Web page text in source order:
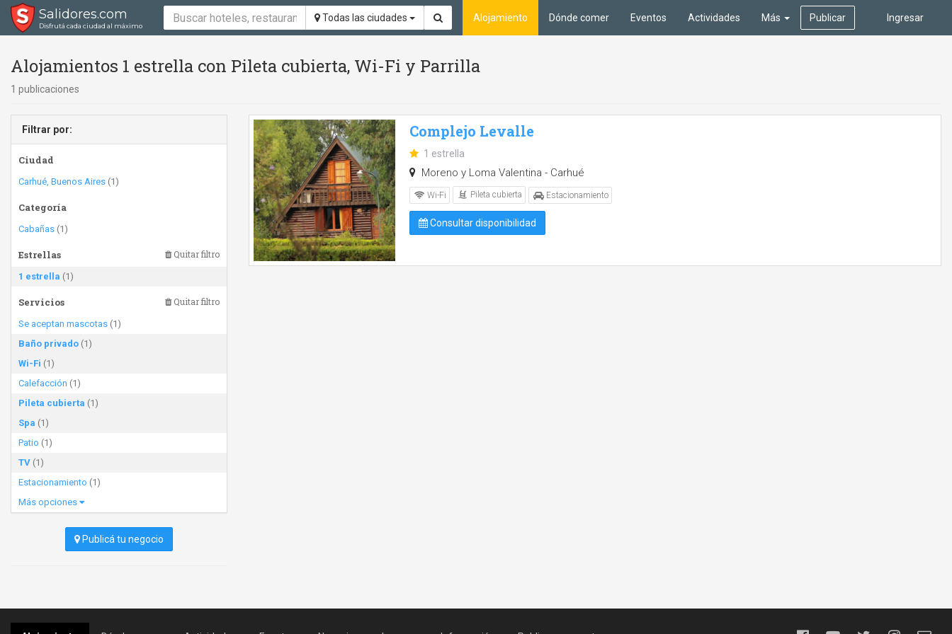
Salidores.com
Disfrutá cada ciudad al máximo
Todas las ciudades Ingresar
Alojamiento Dónde comer Eventos Actividades Más Publicar
Alojamientos 1 estrella con Pileta cubierta, Wi-Fi y Parrilla
1 publicaciones
Filtrar por:
Ciudad
Carhué, Buenos Aires (1)
Categoría
Cabañas (1)
Estrellas Quitar filtro
1 estrella (1)
Servicios Quitar filtro
Se aceptan mascotas (1)
Baño privado (1)
Wi-Fi (1)
Calefacción (1)
Pileta cubierta (1)
Spa (1)
Patio (1)
TV (1)
Estacionamiento (1)
Más opciones
Publicá tu negocio
Complejo Levalle
1 estrella
Moreno y Loma Valentina - Carhué
Wi-Fi Pileta cubierta Estacionamiento
Consultar disponibilidad